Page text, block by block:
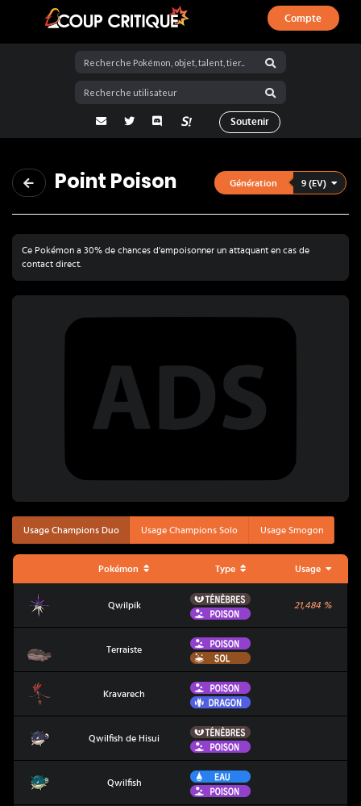
Coup Critique
Compte
adresse email
Twitter Discord La Salty Room sur Pokémon
Soutenir
Point Poison Génération 9 (EV)
Ce Pokémon a 30% de chances d'empoisonner un attaquant en cas de
contact direct.
Usage Champions Duo Usage Champions Solo Usage Smogon
Pokémon Type Usage
Qwilpik
Ténèbres
Poison
21,484 %
Terraiste
Poison
Sol
Kravarech
Poison
Dragon
Qwilfish de Hisui
Ténèbres
Poison
Qwilfish
Eau
Poison